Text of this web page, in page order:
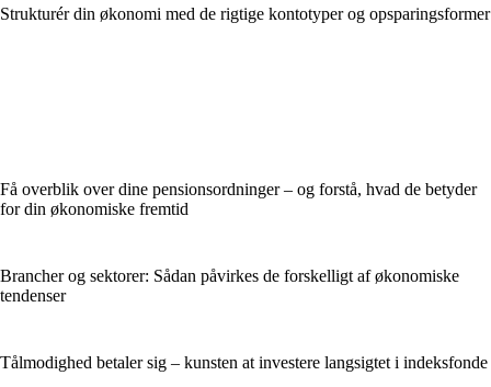
Strukturér din økonomi med de rigtige kontotyper og opsparingsformer
Få overblik over dine pensionsordninger – og forstå, hvad de betyder
for din økonomiske fremtid
Brancher og sektorer: Sådan påvirkes de forskelligt af økonomiske
tendenser
Tålmodighed betaler sig – kunsten at investere langsigtet i indeksfonde